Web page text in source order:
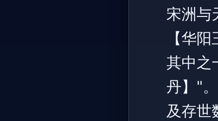
宋洲与
【华
其中之
丹】"
及存